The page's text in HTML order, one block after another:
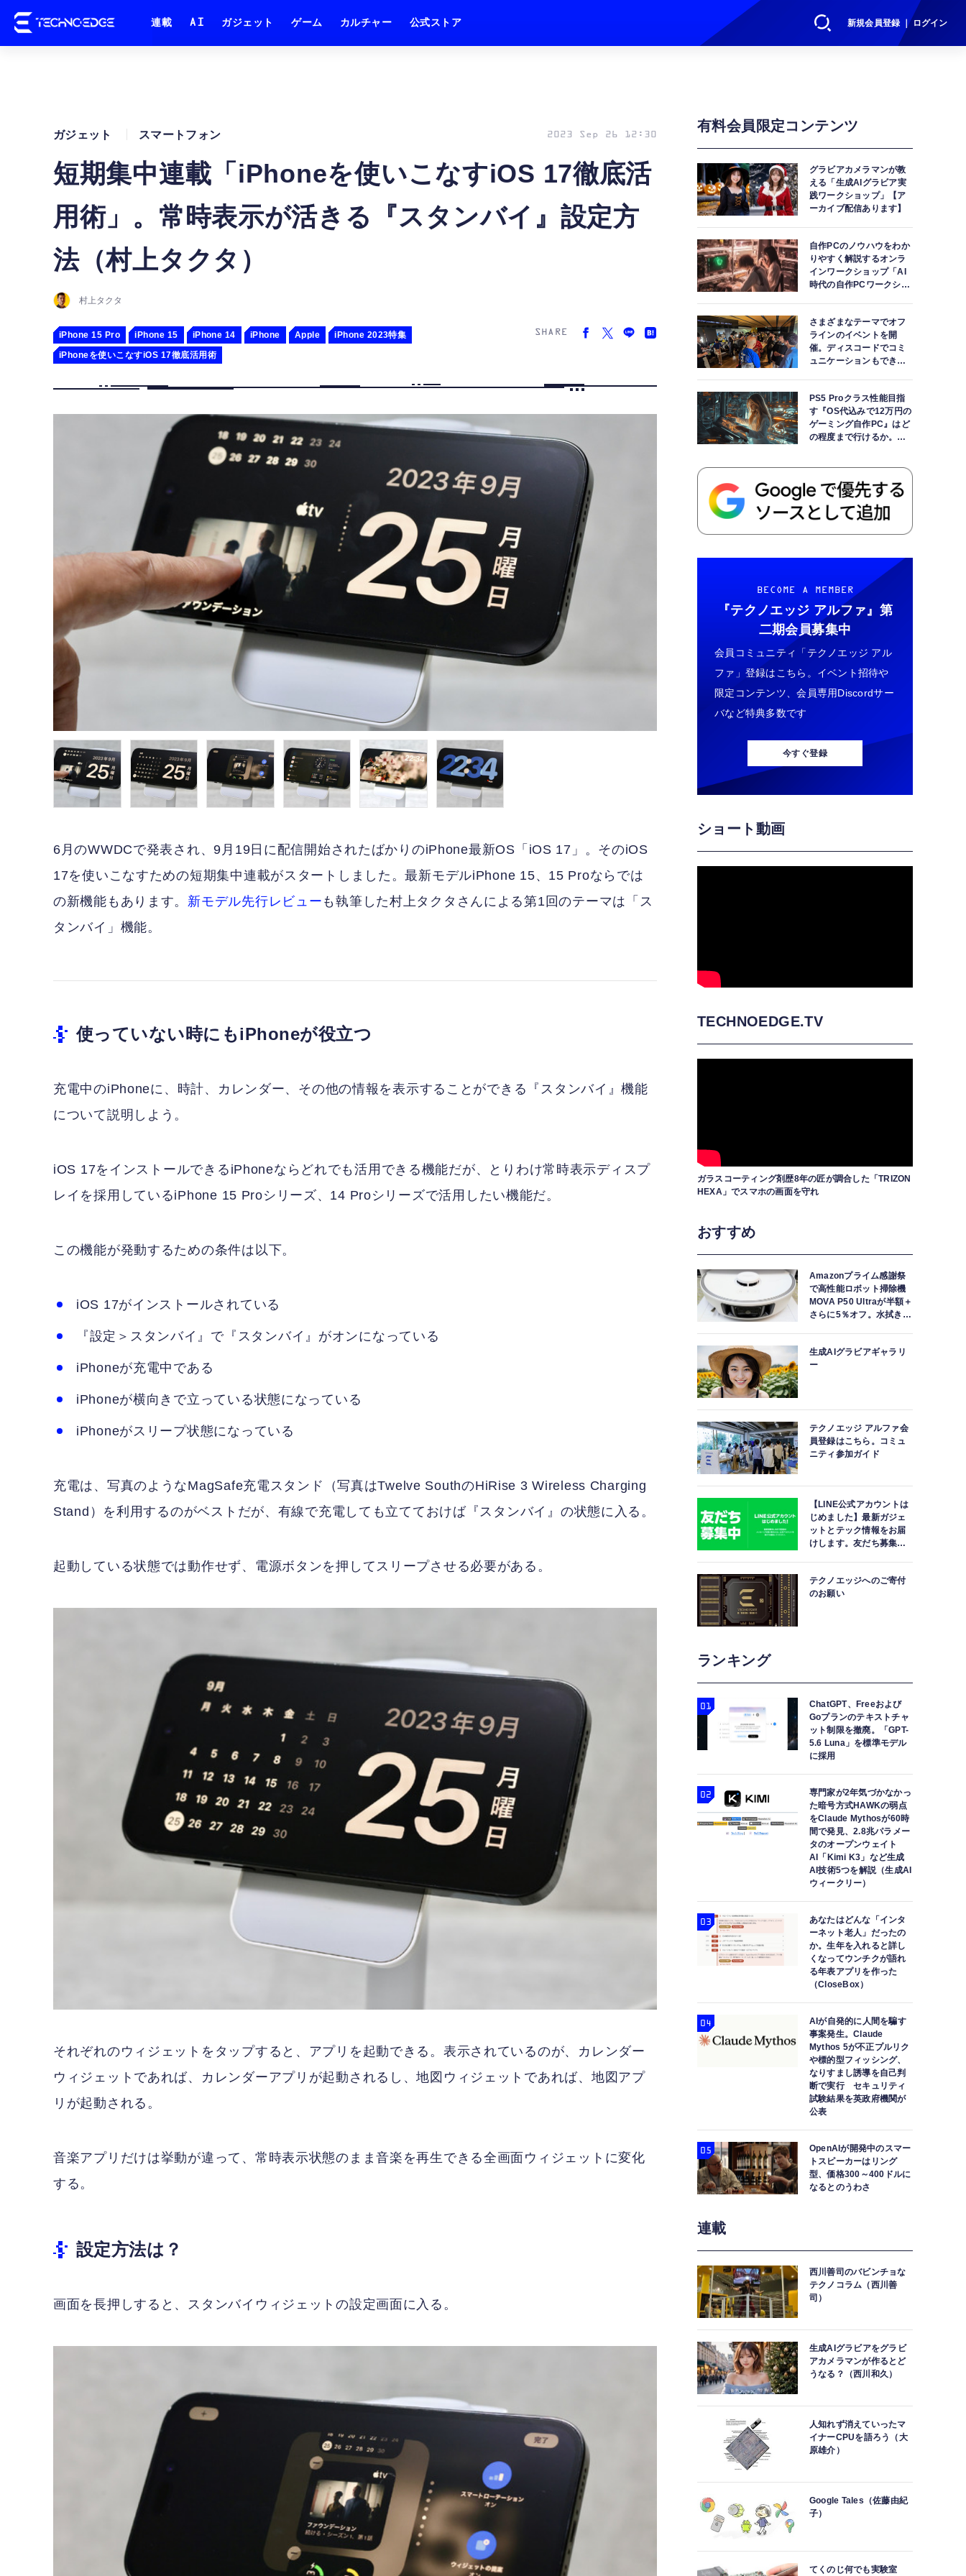
新規会員登録 ｜ ログイン
連載 AI ガジェット ゲーム カルチャー 公式ストア
短期集中連載「iPhoneを使いこなすiOS 17徹底活
用術」。常時表示が活きる『スタンバイ』設定方
法（村上タクタ）
ガジェット スマートフォン 2023 Sep 26 12:30
村上タクタ
iPhone 15 Pro iPhone 15 iPhone 14 iPhone Apple
iPhone 2023特集
iPhoneを使いこなすiOS 17徹底活用術
SHARE
6月のWWDCで発表され、9月19日に配信開始されたばかりのiPhone最新OS「iOS 17」。そのiOS
17を使いこなすための短期集中連載がスタートしました。最新モデルiPhone 15、15 Proならでは
の新機能もあります。 新モデル先行レビュー も執筆した村上タクタさんによる第1回のテーマは「ス
タンバイ」機能。
使っていない時にもiPhoneが役立つ
充電中のiPhoneに、時計、カレンダー、その他の情報を表示することができる『スタンバイ』機能
について説明しよう。
iOS 17をインストールできるiPhoneならどれでも活用できる機能だが、とりわけ常時表示ディスプ
レイを採用しているiPhone 15 Proシリーズ、14 Proシリーズで活用したい機能だ。
この機能が発動するための条件は以下。
iOS 17がインストールされている
『設定＞スタンバイ』で『スタンバイ』がオンになっている
iPhoneが充電中である
iPhoneが横向きで立っている状態になっている
iPhoneがスリープ状態になっている
充電は、写真のようなMagSafe充電スタンド（写真はTwelve SouthのHiRise 3 Wireless Charging
Stand）を利用するのがベストだが、有線で充電しても立てておけば『スタンバイ』の状態に入る。
起動している状態では動作せず、電源ボタンを押してスリープさせる必要がある。
それぞれのウィジェットをタップすると、アプリを起動できる。表示されているのが、カレンダー
ウィジェットであれば、カレンダーアプリが起動されるし、地図ウィジェットであれば、地図アプ
リが起動される。
音楽アプリだけは挙動が違って、常時表示状態のまま音楽を再生できる全画面ウィジェットに変化
する。
設定方法は？
画面を長押しすると、スタンバイウィジェットの設定画面に入る。
有料会員限定コンテンツ
グラビアカメラマンが教
える「生成AIグラビア実
践ワークショップ」【ア
ーカイブ配信あります】
自作PCのノウハウをわか
りやすく解説するオンラ
インワークショップ「AI
時代の自作PCワークショ
さまざまなテーマでオフ
ラインのイベントを開
催。ディスコードでコミ
ュニケーションもできま
PS5 Proクラス性能目指
す『OS代込みで12万円の
ゲーミング自作PC』はど
の程度まで行けるか。
BECOME A MEMBER
『テクノエッジ アルファ』 第
二期会員募集中
会員コミュニティ「テクノエッジ アル
ファ」登録はこちら。イベント招待や
限定コンテンツ、会員専用Discordサー
バなど特典多数です
今すぐ登録
ショート動画
TECHNOEDGE.TV
ガラスコーティング剤歴8年の匠が調合した「TRIZON
HEXA」でスマホの画面を守れ
おすすめ
Amazonプライム感謝祭
で高性能ロボット掃除機
MOVA P50 Ultraが半額＋
さらに5％オフ。水拭きモ
生成AIグラビアギャラリ
ー
テクノエッジ アルファ会
員登録はこちら。コミュ
ニティ参加ガイド
【LINE公式アカウントは
じめました】最新ガジェ
ットとテック情報をお届
けします。友だち募集
テクノエッジへのご寄付
のお願い
ランキング
ChatGPT、Freeおよび
Goプランのテキストチャ
ット制限を撤廃。「GPT-
5.6 Luna」を標準モデル
に採用
専門家が2年気づかなかっ
た暗号方式HAWKの弱点
をClaude Mythosが60時
間で発見、2.8兆パラメー
タのオープンウェイト
AI「Kimi K3」など生成
AI技術5つを解説（生成AI
ウィークリー）
あなたはどんな「インタ
ーネット老人」だったの
か。生年を入れると詳し
くなってウンチクが語れ
る年表アプリを作った
（CloseBox）
AIが自発的に人間を騙す
事案発生。Claude
Mythos 5が不正プルリク
や標的型フィッシング、
なりすまし誘導を自己判
断で実行 セキュリティ
試験結果を英政府機関が
公表
OpenAIが開発中のスマー
トスピーカーはリング
型、価格300～400ドルに
なるとのうわさ
連載
西川善司のバビンチョな
テクノコラム（西川善
司）
生成AIグラビアをグラビ
アカメラマンが作るとど
うなる？（西川和久）
人知れず消えていったマ
イナーCPUを語ろう（大
原雄介）
Google Tales（佐藤由紀
子）
てくのじ何でも実験室